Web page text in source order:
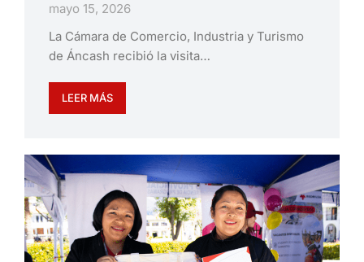
mayo 15, 2026
La Cámara de Comercio, Industria y Turismo
de Áncash recibió la visita…
LEER MÁS